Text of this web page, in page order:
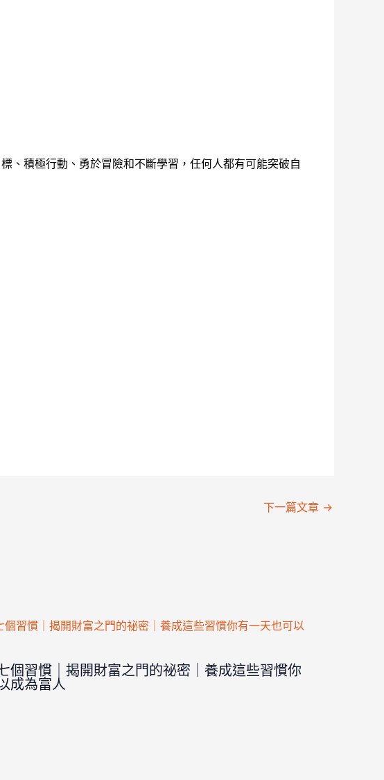
、積極行動、勇於冒險和不斷學習，任何人都有可能突破自
下一篇文章 →
個習慣｜揭開財富之門的祕密｜養成這些習慣你
成為富人